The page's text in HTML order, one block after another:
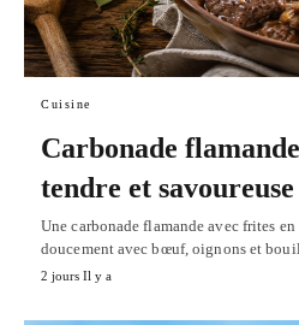
Cuisine
Carbonade
tendre et savoureuse
Une carbonade flamande avec frites
doucement avec bœuf, oignons et
2 jours Il y a